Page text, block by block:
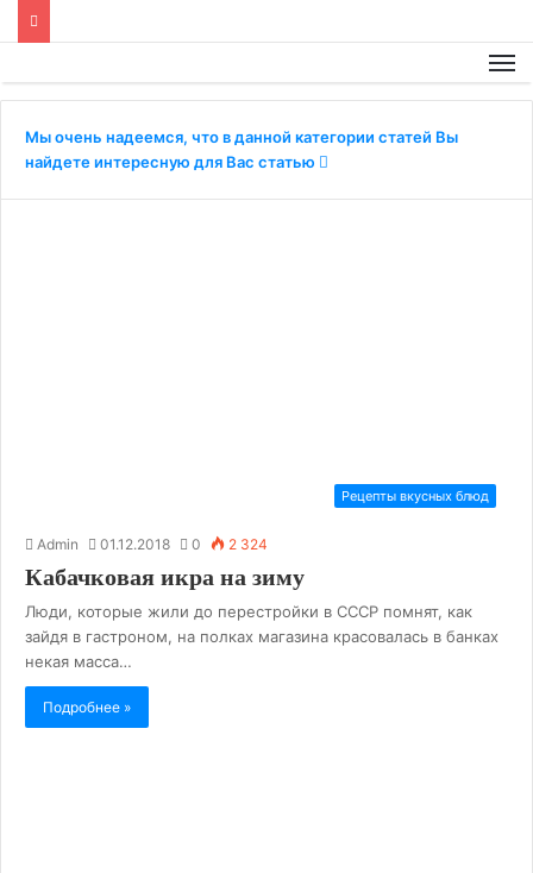
Мы очень надеемся, что в данной категории статей Вы
найдете интересную для Вас статью
Рецепты вкусных блюд
Admin 01.12.2018 0 2 324
Кабачковая икра на зиму
Люди, которые жили до перестройки в СССР помнят, как
зайдя в гастроном, на полках магазина красовалась в банках
некая масса…
Подробнее »